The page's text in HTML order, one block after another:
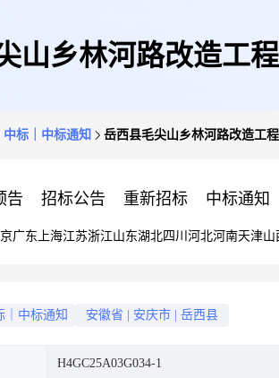
山乡林河路改造工程
中标｜中标通知 岳西县毛尖山乡林河路改造工程
告 招标公告 重新招标 中标通知
广东 上海江苏浙江山东湖北四川 河北河南天津山
｜中标通知 安徽省 安庆市 岳西县
H4GC25A03G034-1